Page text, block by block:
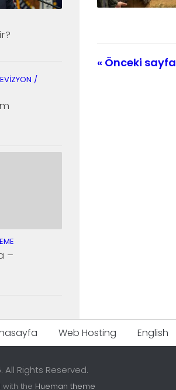
« Önceki sayfa
/
–
Web Hosting English
Rights Reserved.
the Hueman theme